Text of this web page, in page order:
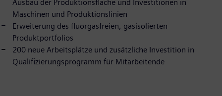
Ausbau der Produktionsfläche und Investitionen in
Maschinen und Produktionslinien
Erweiterung des fluorgasfreien, gasisolierten
Produktportfolios
200 neue Arbeitsplätze und zusätzliche Investition in
Qualifizierungsprogramm für Mitarbeitende